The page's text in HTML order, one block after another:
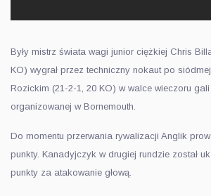
Były mistrz świata wagi junior ciężkiej Chris
KO) wygrał przez techniczny nokaut po
Rozickim (21-2-1, 20 KO) w walce wieczoru
organizowanej w Bornemouth.
Do momentu przerwania rywalizacji Anglik
punkty. Kanadyjczyk w drugiej rundzie został
punkty za atakowanie głową.